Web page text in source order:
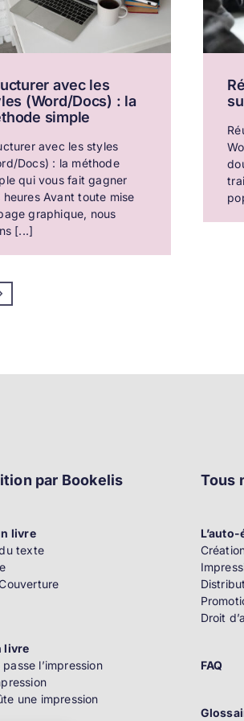
avec les
(Word/Docs) : la
simple
avec les styles
Docs) : la méthode
qui vous fait gagner
heures Avant toute mise
graphique, nous
[...]
par Bookelis
livre
texte
livre
l’impression
une impression
Tous
Droit
FAQ